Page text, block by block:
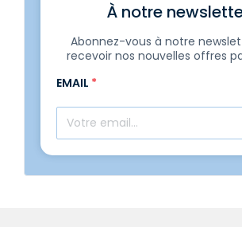
À notre
Abonnez-vous à notre
recevoir nos nouvelles offres
EMAIL *